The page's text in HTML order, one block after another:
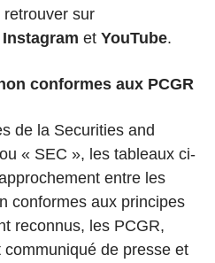
sur
Instagram et YouTube.
conformes aux PCGR
de la Securities and
« SEC », les tableaux ci-
entre les
conformes aux principes
reconnus, les PCGR,
de presse et